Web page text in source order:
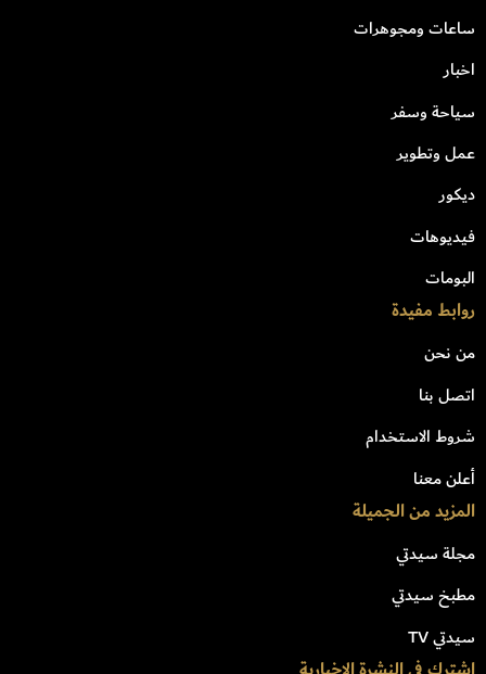
ساعات ومجوهرات
اخبار
سياحة وسفر
عمل وتطوير
ديكور
فيديوهات
البومات
روابط مفيدة
من نحن
اتصل بنا
شروط الاستخدام
أعلن معنا
المزيد من الجميلة
مجلة سيدتي
مطبخ سيدتي
سيدتي TV